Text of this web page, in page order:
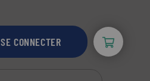
SE CONNECTER